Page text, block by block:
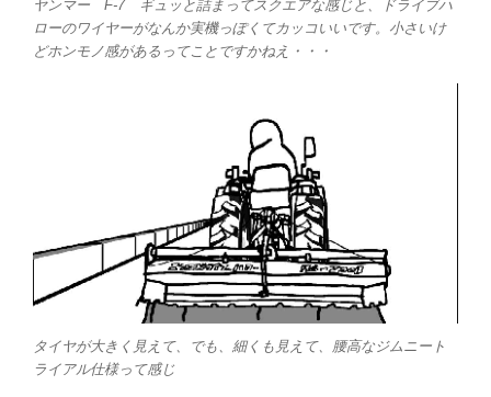
ヤンマー F-7 ギュッと詰まってスクエアな感じと、ドライブハ
ローのワイヤーがなんか実機っぽくてカッコいいです。小さいけ
どホンモノ感があるってことですかねえ・・・
タイヤが大きく見えて、でも、細くも見えて、腰高なジムニート
ライアル仕様って感じ